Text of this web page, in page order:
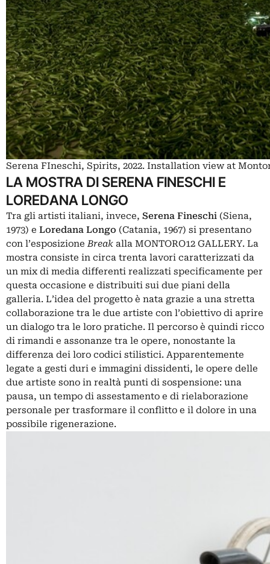
Serena FIneschi, Spirits, 2022. Installation view at
LA MOSTRA DI SERENA FINESCHI E
LOREDANA LONGO
Tra gli artisti italiani, invece, Serena Fineschi (Siena,
1973) e Loredana Longo (Catania, 1967) si presentano
con l’esposizioneBreak alla MONTORO12 GALLERY. La
mostra consiste in circa trenta lavori caratterizzati da
un mix di media differenti realizzati specificamente per
questa occasione e distribuiti sui due piani della
galleria. L’idea del progetto è nata grazie a una stretta
collaborazione tra le due artiste con l’obiettivo di aprire
un dialogo tra le loro pratiche. Il percorso è quindi ricco
di rimandi e assonanze tra le opere, nonostante la
differenza dei loro codici stilistici. Apparentemente
legate a gesti duri e immagini dissidenti, le opere delle
due artiste sono in realtà punti di sospensione: una
pausa, un tempo di assestamento e di rielaborazione
personale per trasformare il conflitto e il dolore in una
possibile rigenerazione.